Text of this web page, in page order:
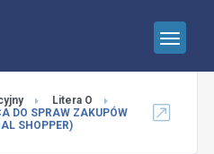
Litera O
DO SPRAW ZAKUPÓW
SHOPPER)